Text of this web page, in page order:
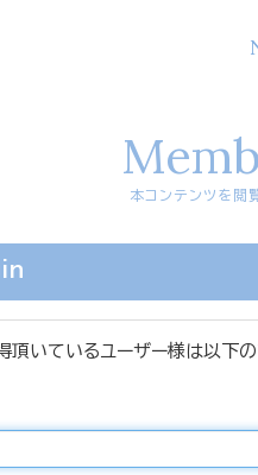
本コンテンツを閲
いているユーザー様は以下のフ